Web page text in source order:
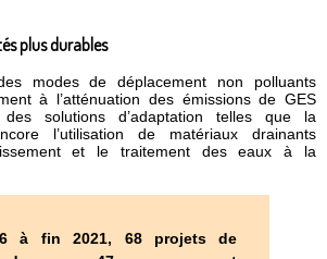
plus durables
modes de déplacement non polluants
à l’atténuation des émissions de GES
solutions d’adaptation telles que la
l’utilisation de matériaux drainants
et le traitement des eaux à la
à fin 2021, 68 projets de